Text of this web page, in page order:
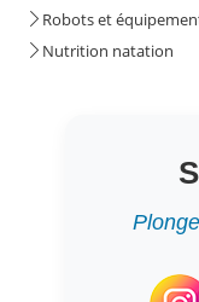
Robots et
Nutrition natation